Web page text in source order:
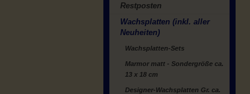
Restposten
Wachsplatten (inkl. aller
Neuheiten)
Wachsplatten-Sets
Marmor matt - Sondergröße ca.
13 x 18 cm
Designer-Wachsplatten Gr. ca.